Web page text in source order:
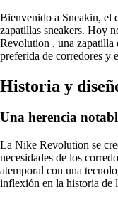
Bienvenido a Sneakin, el
zapatillas sneakers. Hoy
Revolution , una zapatilla
preferida de corredores y
Historia y
Una herencia
La Nike Revolution se
necesidades de los
atemporal con una
inflexión en la historia de